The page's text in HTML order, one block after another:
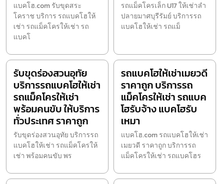
แบคโฮ.com รับขุดสระ
โคราช บริการ รถแบคโฮให้
เช่า รถแม็คโครให้เช่า รถ
แบคโ
รถแม็คโครเล็ก U17 ให้เช่าลำ
ปลายมาศบุรีรัมย์ บริการรถ
แบคโฮให้เช่า รถแม็
รับขุดร่องสวนอุทัย
บริการรถแบคโฮให้เช่า
รถแม็คโครให้เช่า
พร้อมคนขับ ให้บริการ
ทั่วประเทศ ราคาถูก
รับขุดร่องสวนอุทัย บริการรถ
แบคโฮให้เช่า รถแม็คโครให้
เช่า พร้อมคนขับ พร
รถแบคโฮให้เช่าเมยวดี
ราคาถูก บริการรถ
แม็คโครให้เช่า รถแบค
โฮรับจ้าง แบคโฮรับ
เหมา
แบคโฮ.com รถแบคโฮให้เช่า
เมยวดี ราคาถูก บริการรถ
แม็คโครให้เช่า รถแบคโฮร